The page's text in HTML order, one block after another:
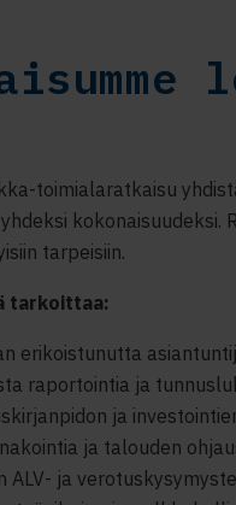
toimialaratkaisu
tarpeisiin.
tarkoittaa:
erikoistunutta
raportointia ja
ja
ja talouden
ALV- ja